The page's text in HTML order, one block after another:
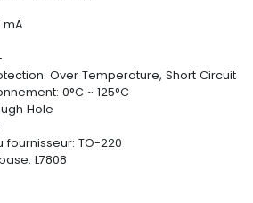
Over Temperature, Short Circuit
0°C ~ 125°C
Hole
TO-220
L7808